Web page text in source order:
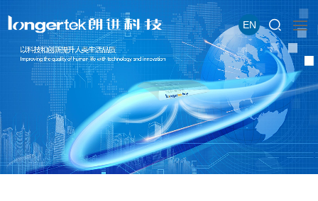
EN